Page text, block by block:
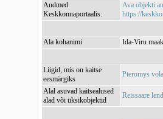
Andmed
Keskkonnaportaalis:
Ava objekti
https://
Ala kohanimi Ida-Viru
Liigid, mis on kaitse
eesmärgiks
Pteromys
Alal asuvad kaitsealused
alad või üksikobjektid
Reissaare